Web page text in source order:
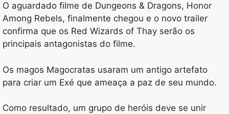
O aguardado filme de Dungeons & Dragons, Honor
Among Rebels, finalmente chegou e o novo trailer
confirma que os Red Wizards of Thay serão os
principais antagonistas do filme.
Os magos Magocratas usaram um antigo artefato
para criar um Exé que ameaça a paz de seu mundo.
Como resultado, um grupo de heróis deve se unir